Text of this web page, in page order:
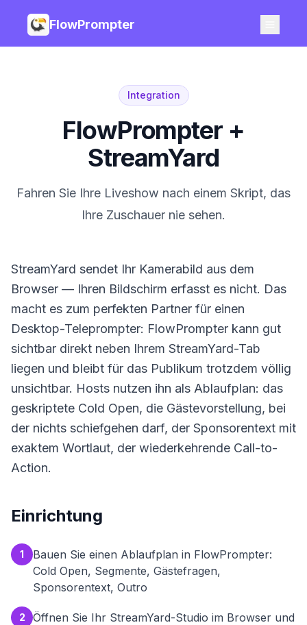
FlowPrompter
Integration
FlowPrompter +
StreamYard
Fahren Sie Ihre Liveshow nach einem Skript, das
Ihre Zuschauer nie sehen.
StreamYard sendet Ihr Kamerabild aus dem
Browser — Ihren Bildschirm erfasst es nicht. Das
macht es zum perfekten Partner für einen
Desktop-Teleprompter: FlowPrompter kann gut
sichtbar direkt neben Ihrem StreamYard-Tab
liegen und bleibt für das Publikum trotzdem völlig
unsichtbar. Hosts nutzen ihn als Ablaufplan: das
geskriptete Cold Open, die Gästevorstellung, bei
der nichts schiefgehen darf, der Sponsorentext mit
exaktem Wortlaut, der wiederkehrende Call-to-
Action.
Einrichtung
1
Bauen Sie einen Ablaufplan in FlowPrompter:
Cold Open, Segmente, Gästefragen,
Sponsorentext, Outro
2
Öffnen Sie Ihr StreamYard-Studio im Browser und